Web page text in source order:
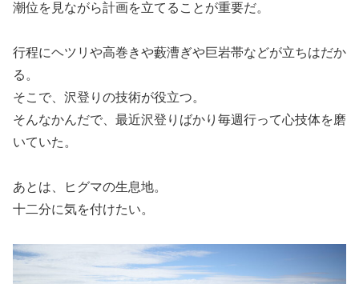
潮位を見ながら計画を立てることが重要だ。
行程にヘツリや高巻きや藪漕ぎや巨岩帯などが立ちはだか
る。
そこで、沢登りの技術が役立つ。
そんなかんだで、最近沢登りばかり毎週行って心技体を磨
いていた。
あとは、ヒグマの生息地。
十二分に気を付けたい。